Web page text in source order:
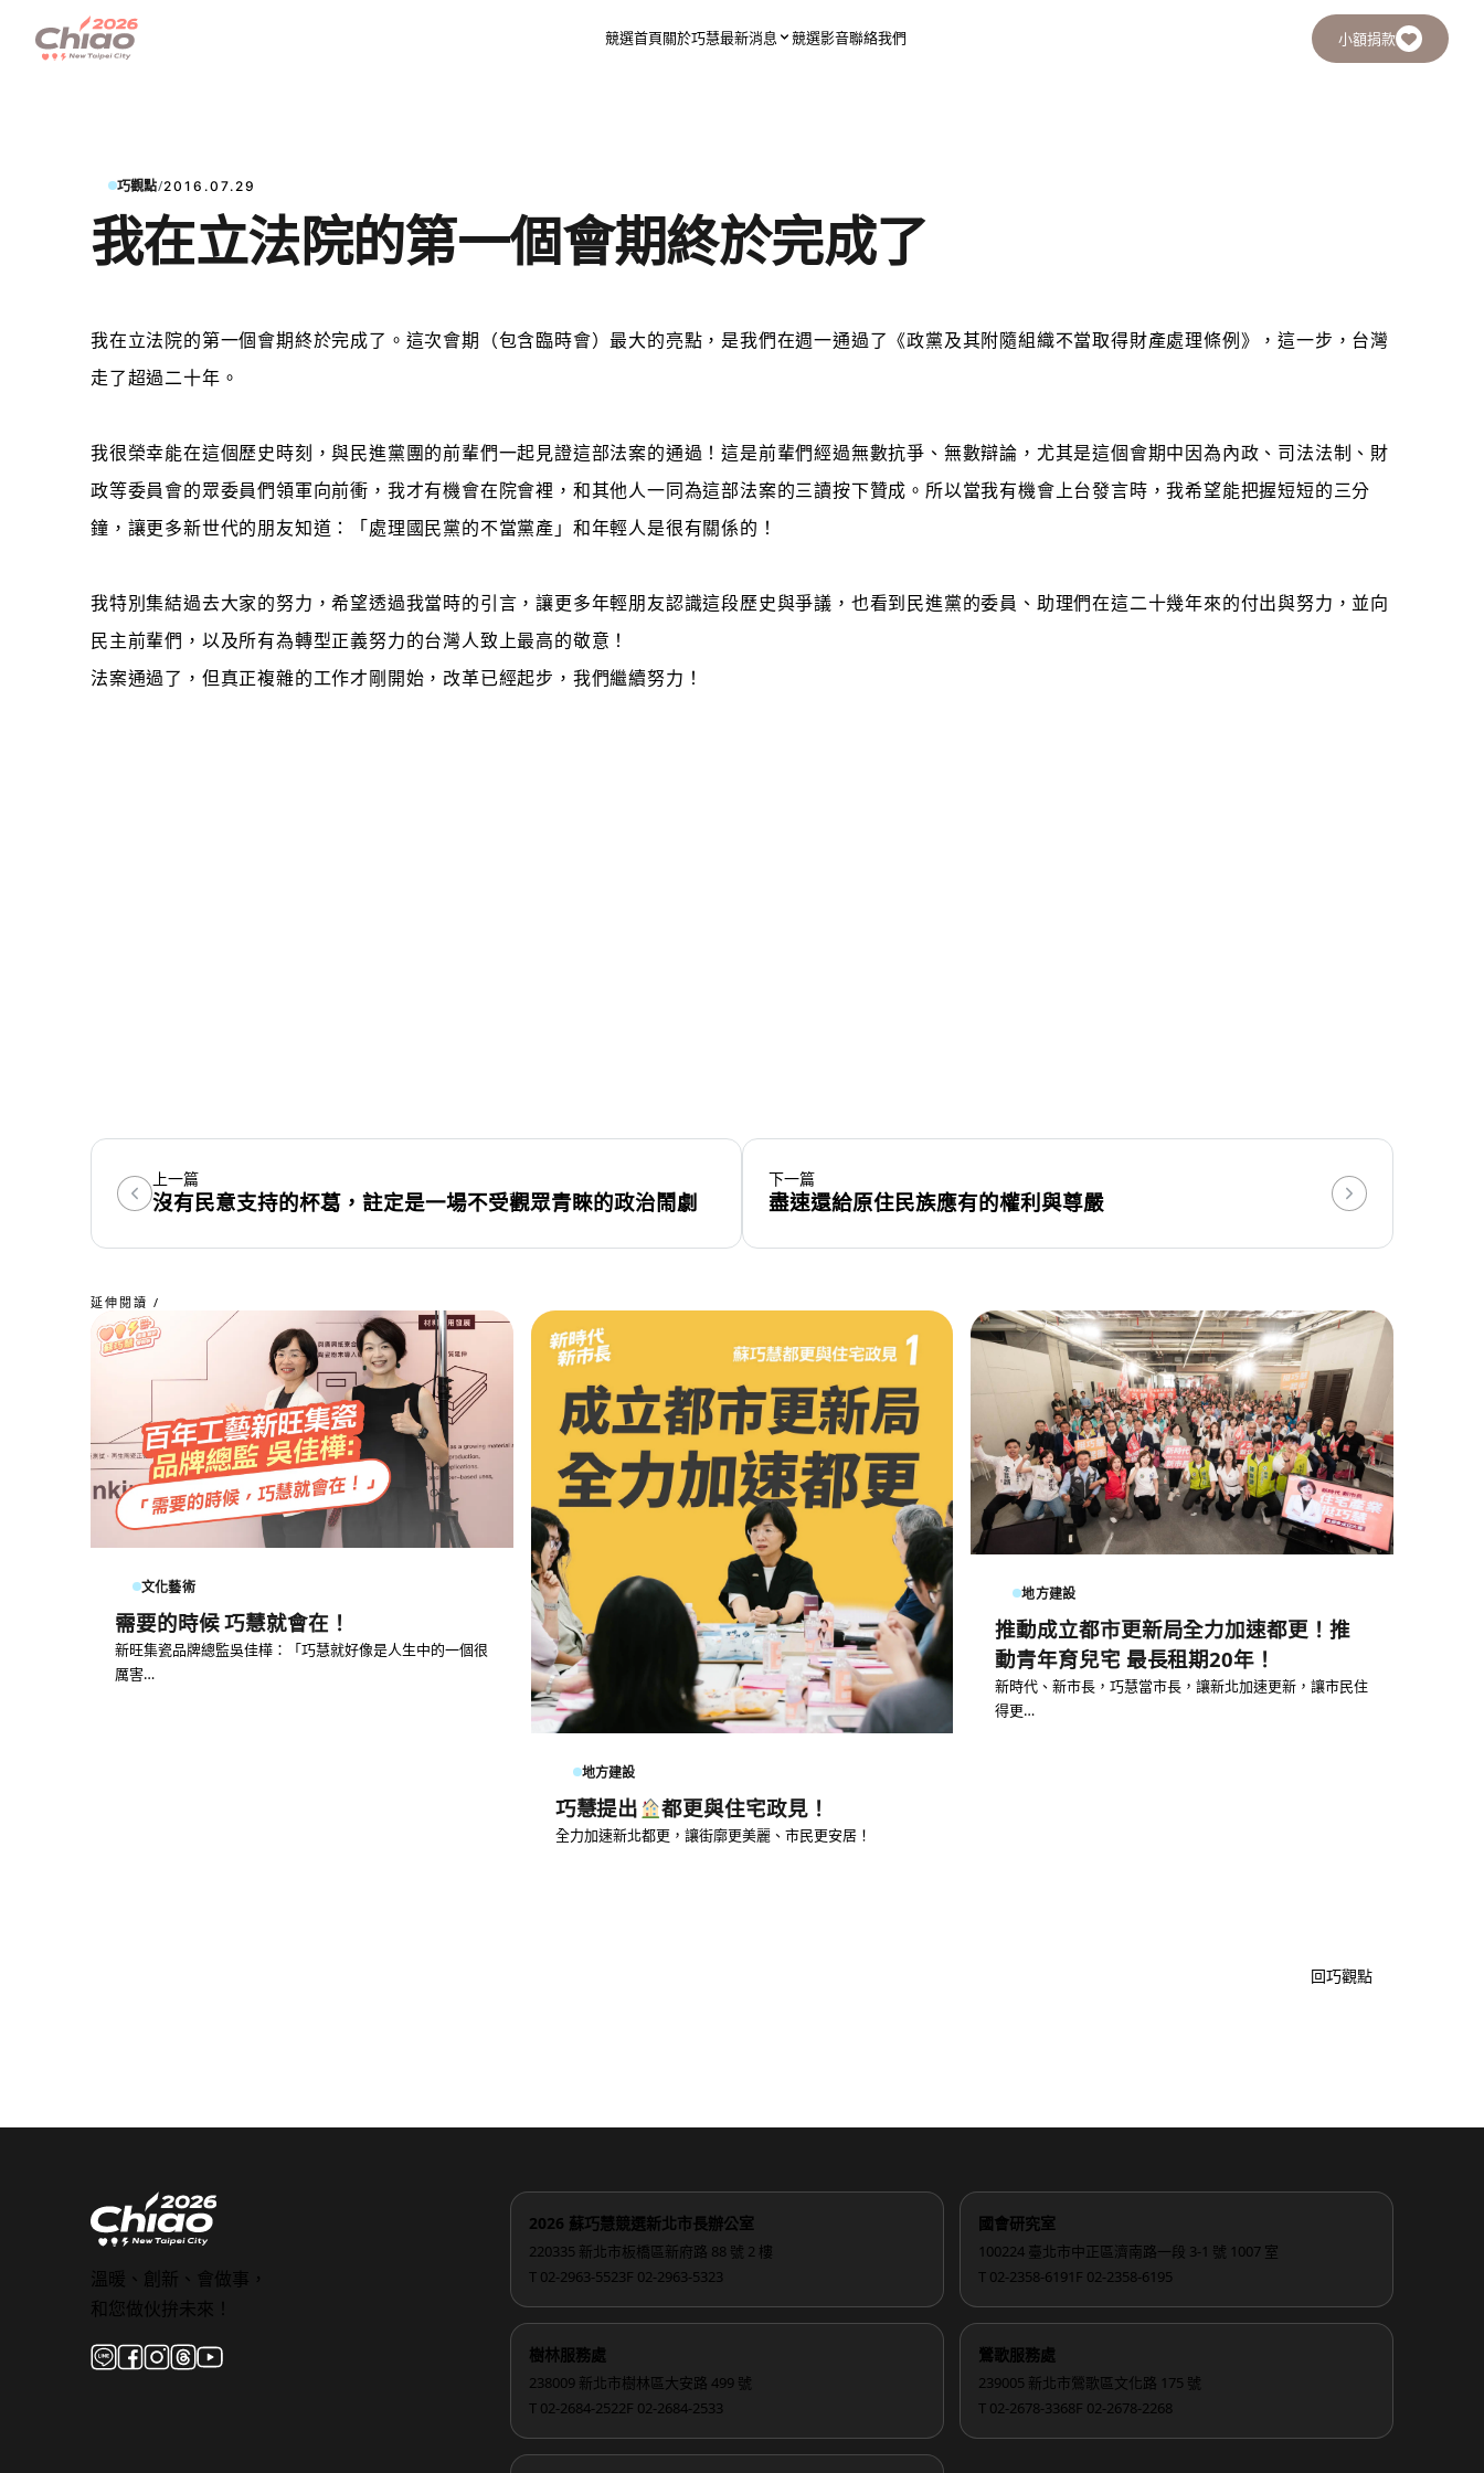
競選首頁關於巧慧最新消息 競選影音聯絡我們 小額捐款
巧觀點/2016.07.29
我在立法院的第一個會期終於完成了
我在立法院的第一個會期終於完成了。這次會期（包含臨時會）最大的亮點，是我們在週一通過了《政黨及其附隨組織不當取得財產處理條例》，這一步，台灣
走了超過二十年。
我很榮幸能在這個歷史時刻，與民進黨團的前輩們一起見證這部法案的通過！這是前輩們經過無數抗爭、無數辯論，尤其是這個會期中因為內政、司法法制、財
政等委員會的眾委員們領軍向前衝，我才有機會在院會裡，和其他人一同為這部法案的三讀按下贊成。所以當我有機會上台發言時，我希望能把握短短的三分
鐘，讓更多新世代的朋友知道：「處理國民黨的不當黨產」和年輕人是很有關係的！
我特別集結過去大家的努力，希望透過我當時的引言，讓更多年輕朋友認識這段歷史與爭議，也看到民進黨的委員、助理們在這二十幾年來的付出與努力，並向
民主前輩們，以及所有為轉型正義努力的台灣人致上最高的敬意！
法案通過了，但真正複雜的工作才剛開始，改革已經起步，我們繼續努力！
上一篇
沒有民意支持的杯葛，註定是一場不受觀眾青睞的政治鬧劇
下一篇
盡速還給原住民族應有的權利與尊嚴
延伸閱讀 /
文化藝術
需要的時候 巧慧就會在！
新旺集瓷品牌總監吳佳樺：「巧慧就好像是人生中的一個很
厲害…
地方建設
巧慧提出 都更與住宅政見！
全力加速新北都更，讓街廓更美麗、市民更安居！
地方建設
推動成立都市更新局全力加速都更！推
動青年育兒宅 最長租期20年！
新時代、新市長，巧慧當市長，讓新北加速更新，讓市民住
得更…
回巧觀點
溫暖、創新、會做事，
和您做伙拚未來！
2026 蘇巧慧競選新北市長辦公室
220335 新北市板橋區新府路 88 號 2 樓
T 02-2963-5523F 02-2963-5323
國會研究室
100224 臺北市中正區濟南路一段 3-1 號 1007 室
T 02-2358-6191 F 02-2358-6195
樹林服務處
238009 新北市樹林區大安路 499 號
T 02-2684-2522F 02-2684-2533
鶯歌服務處
239005 新北市鶯歌區文化路 175 號
T 02-2678-3368F 02-2678-2268